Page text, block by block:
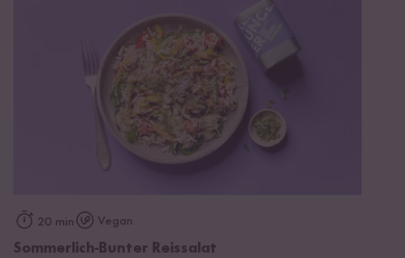
20 min Vegan
Sommerlich-Bunter Reissalat